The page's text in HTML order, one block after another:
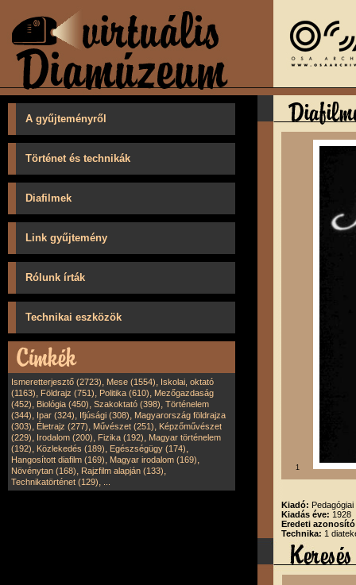
A gyűjteményről
Történet és technikák
Diafilmek
Link gyűjtemény
Rólunk írták
Technikai eszközök
Ismeretterjesztő (2723), Mese (1554), Iskolai, oktató
(1163), Földrajz (751), Politika (610), Mezőgazdaság
(452), Biológia (450), Szakoktató (398), Történelem
(344), Ipar (324), Ifjúsági (308), Magyarország földrajza
(303), Életrajz (277), Művészet (251), Képzőművészet
(229), Irodalom (200), Fizika (192), Magyar történelem
(192), Közlekedés (189), Egészségügy (174),
Hangosított diafilm (169), Magyar irodalom (169),
Növénytan (168), Rajzfilm alapján (133),
Technikatörténet (129),
1
Kiadó:
Kiadás éve: 1928
Eredeti
Technika: 1